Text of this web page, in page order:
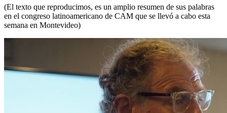
(El texto que reproducimos, es un amplio resumen de sus palabras
en el congreso latinoamericano de CAM que se llevó a cabo esta
semana en Montevideo)